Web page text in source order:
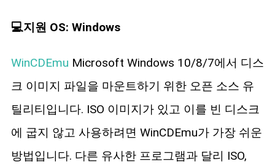
💻지원 OS: Windows
WinCDEmu Microsoft Windows 10/8/7에서 디스
크 이미지 파일을 마운트하기 위한 오픈 소스 유
틸리티입니다. ISO 이미지가 있고 이를 빈 디스크
에 굽지 않고 사용하려면 WinCDEmu가 가장 쉬운
방법입니다. 다른 유사한 프로그램과 달리 ISO,